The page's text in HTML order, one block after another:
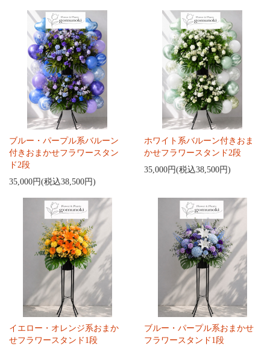
ブルー・パープル系バルーン
付きおまかせフラワースタン
ド2段
35,000円(税込38,500円)
ホワイト系バルーン付きおま
かせフラワースタンド2段
35,000円(税込38,500円)
イエロー・オレンジ系おまか
せフラワースタンド1段
ブルー・パープル系おまかせ
フラワースタンド1段